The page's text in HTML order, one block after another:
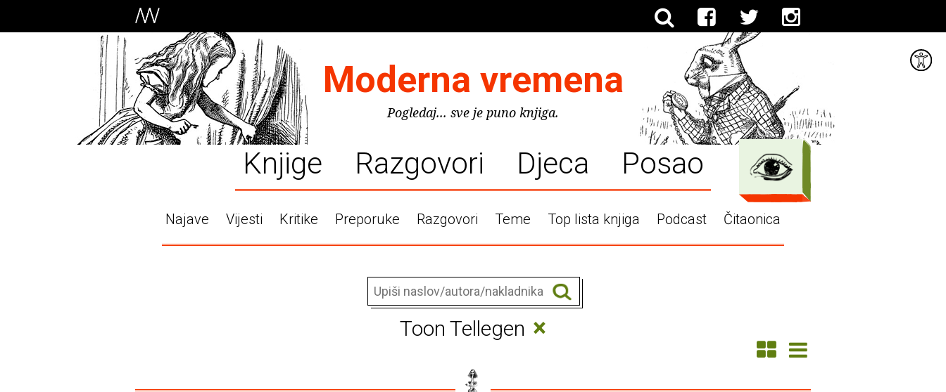
Moderna vremena
Pogledaj... sve je puno knjiga.
Knjige Razgovori Djeca Posao
Najave Vijesti Kritike Preporuke Razgovori Teme Top lista knjiga Podcast Čitaonica
Toon Tellegen ×